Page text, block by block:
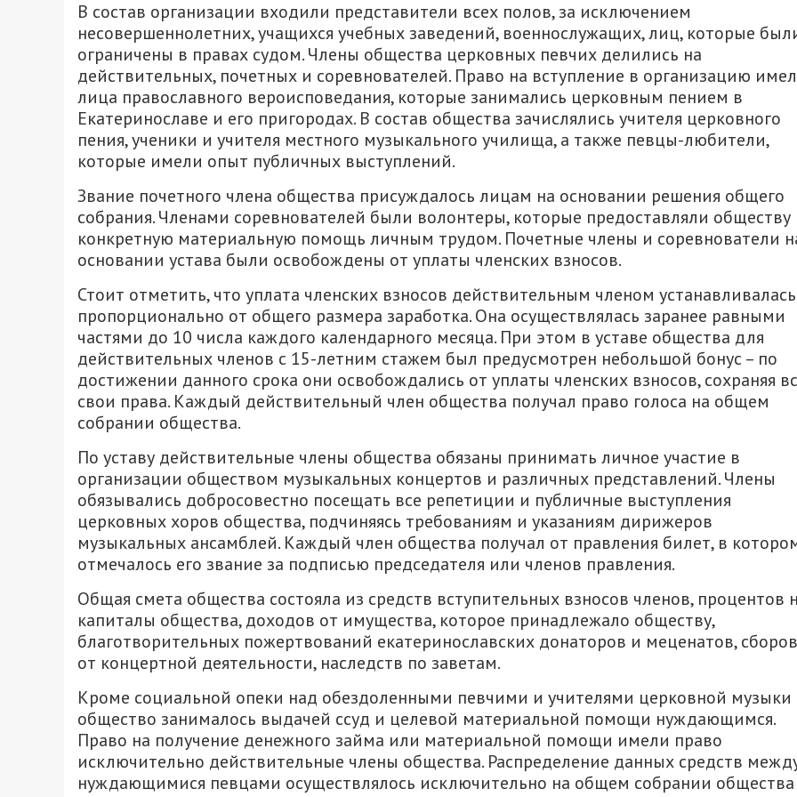
В состав организации входили представители всех полов, за исключением
несовершеннолетних, учащихся учебных заведений, военнослужащих, лиц, которые
ограничены в правах судом. Члены общества церковных певчих делились на
действительных, почетных и соревнователей. Право на вступление в организацию
лица православного вероисповедания, которые занимались церковным пением в
Екатеринославе и его пригородах. В состав общества зачислялись учителя церковного
пения, ученики и учителя местного музыкального училища, а также певцы-любители,
которые имели опыт публичных выступлений.
Звание почетного члена общества присуждалось лицам на основании решения общего
собрания. Членами соревнователей были волонтеры, которые предоставляли обществу
конкретную материальную помощь личным трудом. Почетные члены и соревнователи
основании устава были освобождены от уплаты членских взносов.
Стоит отметить, что уплата членских взносов действительным членом устанавливалась
пропорционально от общего размера заработка. Она осуществлялась заранее равными
частями до 10 числа каждого календарного месяца. При этом в уставе общества для
действительных членов с 15-летним стажем был предусмотрен небольшой бонус – по
достижении данного срока они освобождались от уплаты членских взносов, сохраняя
свои права. Каждый действительный член общества получал право голоса на общем
собрании общества.
По уставу действительные члены общества обязаны принимать личное участие в
организации обществом музыкальных концертов и различных представлений. Члены
обязывались добросовестно посещать все репетиции и публичные выступления
церковных хоров общества, подчиняясь требованиям и указаниям дирижеров
музыкальных ансамблей. Каждый член общества получал от правления билет, в
отмечалось его звание за подписью председателя или членов правления.
Общая смета общества состояла из средств вступительных взносов членов, процентов
капиталы общества, доходов от имущества, которое принадлежало обществу,
благотворительных пожертвований екатеринославских донаторов и меценатов, сборов
от концертной деятельности, наследств по заветам.
Кроме социальной опеки над обездоленными певчими и учителями церковной музыки
общество занималось выдачей ссуд и целевой материальной помощи нуждающимся.
Право на получение денежного займа или материальной помощи имели право
исключительно действительные члены общества. Распределение данных средств
нуждающимися певцами осуществлялось исключительно на общем собрании общества